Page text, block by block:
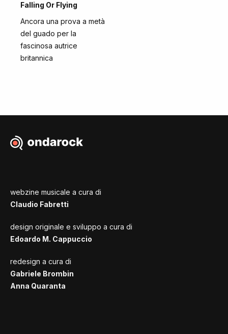
Falling Or Flying
Ancora una prova a metà
del guado per la
fascinosa autrice
britannica
webzine musicale a cura di
Claudio Fabretti
design originale e sviluppo a cura di
Edoardo M. Cappuccio
redesign a cura di
Gabriele Brombin
Anna Quaranta